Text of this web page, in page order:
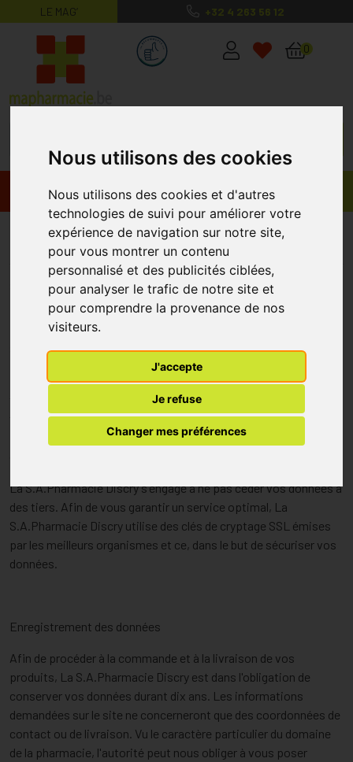
Nous utilisons des cookies
Nous utilisons des cookies et d'autres
technologies de suivi pour améliorer votre
expérience de navigation sur notre site,
pour vous montrer un contenu
personnalisé et des publicités ciblées,
pour analyser le trafic de notre site et
pour comprendre la provenance de nos
visiteurs.
J'accepte
Je refuse
Changer mes préférences
LE MAG’ +32 4 263 56 12
MaPharmacie.be ma santé, mes
0
Promos Produits
Mentions légales et Vie Privée
SÉCURITÉ ET PROTECTION DE LA VIE PRIVÉE
Sécurité et collecte des informations.
La S.A.Pharmacie Discry s'engage à prendre toutes les mesures
techniques et organisationnelles appropriées afin de protéger
vos données à caractère personnel contre la destruction, la
perte, la modification involontaire, la détérioration ou la
La S.A.Pharmacie Discry s'engage à ne pas céder vos données à
des tiers. Afin de vous garantir un service optimal, La
S.A.Pharmacie Discry utilise des clés de cryptage SSL émises
par les meilleurs organismes et ce, dans le but de sécuriser vos
données.
Enregistrement des données
Afin de procéder à la commande et à la livraison de vos
produits, La S.A.Pharmacie Discry est dans l'obligation de
conserver vos données durant dix ans. Les informations
demandées sur le site ne concerneront que des coordonnées de
contact ou de livraison. Vu le caractère particulier du domaine
de la pharmacie, l'autorité peut nous obliger à vous poser